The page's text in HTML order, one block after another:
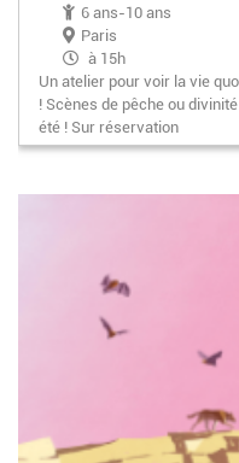
6 ans-10 ans
Paris
à 15h
Un atelier pour voir la vie
! Scènes de pêche ou
été ! Sur réservation